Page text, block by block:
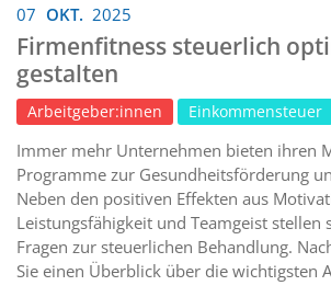
07 OKT. 2025
Firmenfitness steuerlich
gestalten
Arbeitgeber:innen Einkommensteuer
Immer mehr Unternehmen bieten ihren
Programme zur Gesundheitsförderung
Neben den positiven Effekten aus
Leistungsfähigkeit und Teamgeist stellen
Fragen zur steuerlichen Behandlung.
Sie einen Überblick über die wichtigsten